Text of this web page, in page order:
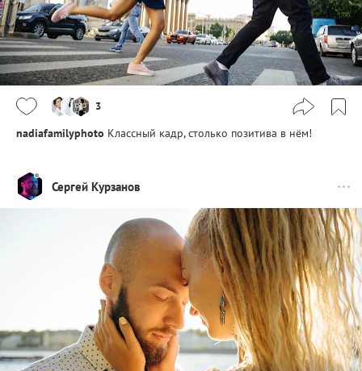
3
nadiafamilyphoto Классный кадр, столько позитива в нём!
Сергей Курзанов